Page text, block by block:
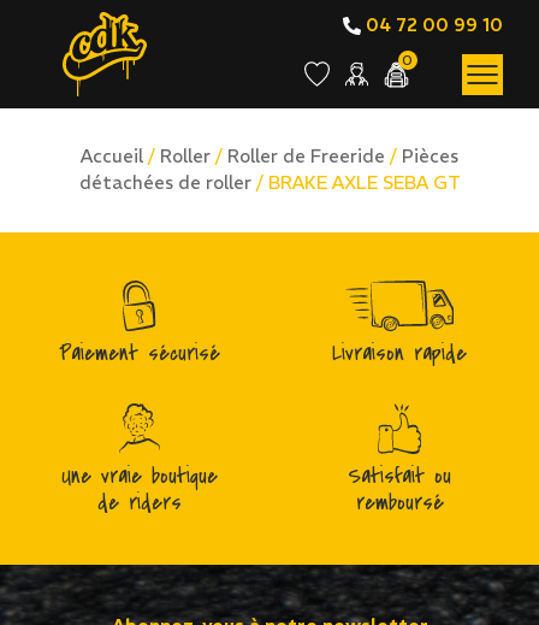
04 72 00 99 10
0
Accueil / Roller / Roller de Freeride / Pièces
détachées de roller/ BRAKE AXLE SEBA GT
Paiement sécurisé Livraison rapide
Une vraie boutique
de riders
Satisfait ou
remboursé